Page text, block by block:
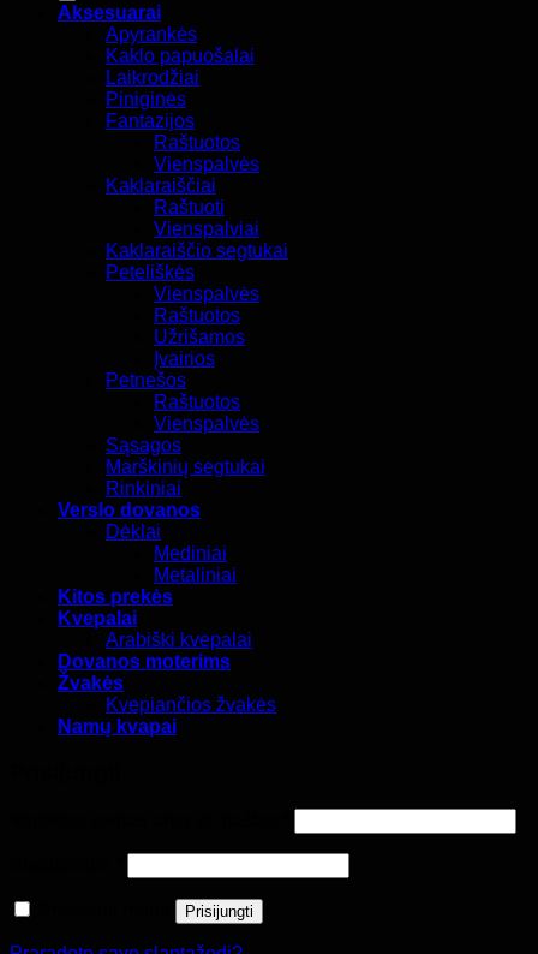
Aksesuarai
Apyrankės
Kaklo papuošalai
Laikrodžiai
Piniginės
Fantazijos
Raštuotos
Vienspalvės
Kaklaraiščiai
Raštuoti
Vienspalviai
Kaklaraiščio segtukai
Peteliškės
Vienspalvės
Raštuotos
Užrišamos
Įvairios
Petnešos
Raštuotos
Vienspalvės
Sąsagos
Marškinių segtukai
Rinkiniai
Verslo dovanos
Dėklai
Mediniai
Metaliniai
Kitos prekės
Kvepalai
Arabiški kvepalai
Dovanos moterims
Žvakės
Kvepiančios žvakės
Namų kvapai
Prisijungti